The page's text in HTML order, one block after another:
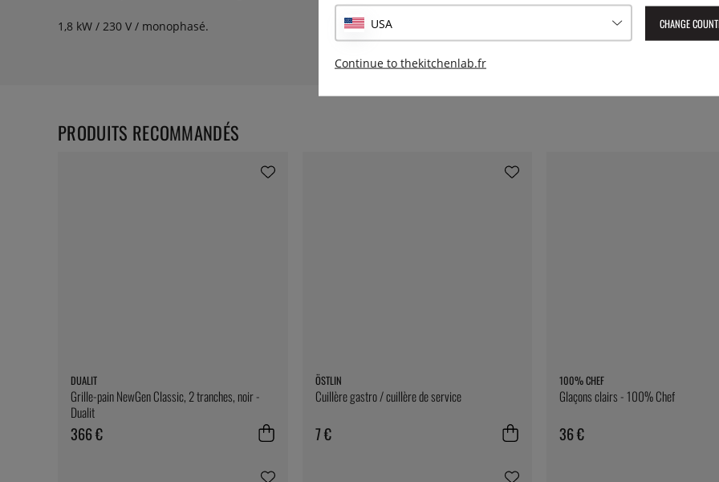
1,8 kW / 230 V / monophasé.
DUALIT
Grille-pain NewGen Classic, 2 tranches, noir -
Dualit
366 €
ÖSTLIN
Cuillère gastro / cuillère de service
7 €
100% CHEF
Glaçons clairs - 100% Chef
36 €
PRODUITS RECOMMANDÉS
USA CHANGE
Continue to thekitchenlab.fr